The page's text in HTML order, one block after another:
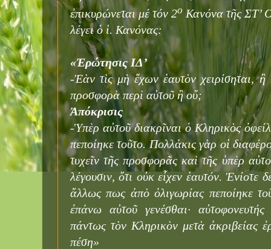
ἐπικυρώνεται μέ τόν 2ο Κανόνα τῆς ΣΤ’
λέγει ὁ ἱ. Κανόνας:
«Ἐρώτησις ΙΔ’
-Ἐὰν τὶς μὴ ἔχων ἑαυτὸν χειρίσηται, ἢ
προσφορὰ περὶ αὐτοῦ ἢ οὔ;
Ἀπόκρισις
-Ὑπὲρ αὐτοῦ διακρῖναι ὁ Κληρικὸς
πεποίηκε τοῦτο. Πολλάκις γὰρ οἱ
τυχεῖν τῆς προσφορᾶς καὶ τῆς ὑπὲρ
λέγουσιν, ὅτι οὐκ εἶχεν ἑαυτόν.
ἄλλως πως ἀπὸ ὀλιγωρίας πεποίηκε
ἐπάνω αὐτοῦ γενέσθαι·
πάντως τὸν Κληρικὸν μετὰ ἀκριβείας
πέση»